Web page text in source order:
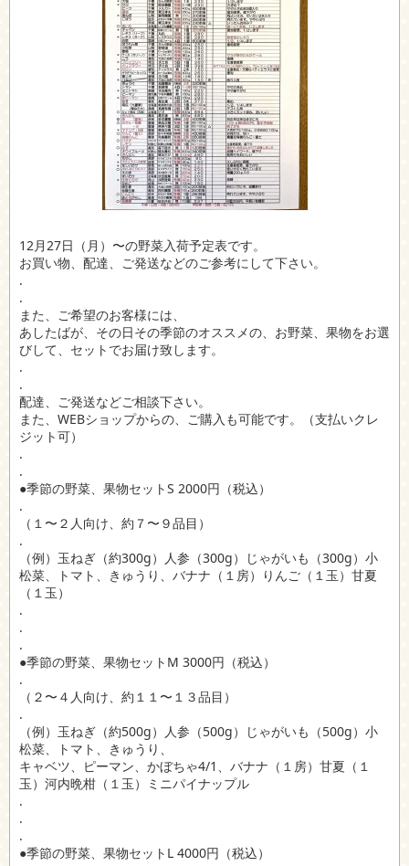
12月27日（月）〜の野菜入荷予定表です。
お買い物、配達、ご発送などのご参考にして下さい。
.
.
また、ご希望のお客様には、
あしたばが、その日その季節のオススメの、お野菜、果物をお選
びして、セットでお届け致します。
.
.
配達、ご発送などご相談下さい。
また、WEBショップからの、ご購入も可能です。（支払いクレ
ジット可）
.
.
●季節の野菜、果物セットS 2000円（税込）
.
（１〜２人向け、約７〜９品目）
.
（例）玉ねぎ（約300g）人参（300g）じゃがいも（300g）小
松菜、トマト、きゅうり、バナナ（１房）りんご（１玉）甘夏
（１玉）
.
.
.
●季節の野菜、果物セットM 3000円（税込）
.
（２〜４人向け、約１１〜１３品目）
.
（例）玉ねぎ（約500g）人参（500g）じゃがいも（500g）小
松菜、トマト、きゅうり、
キャベツ、ピーマン、かぼちゃ4/1、バナナ（１房）甘夏（１
玉）河内晩柑（１玉）ミニパイナップル
.
.
.
●季節の野菜、果物セットL 4000円（税込）